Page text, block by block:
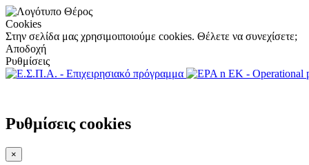
Cookies
Στην σελίδα μας χρησιμοιποιούμε cookies. Θέλετε να συνεχίσετε;
Αποδοχή
Ρυθμίσεις
Ρυθμίσεις cookies
×